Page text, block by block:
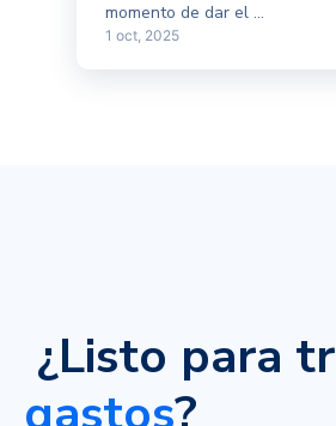
momento de dar el ...
1 oct, 2025
¿Listo para